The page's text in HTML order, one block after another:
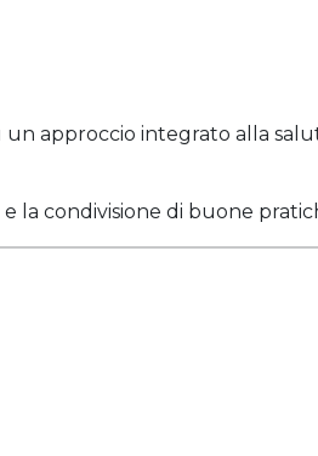
approccio integrato alla
la condivisione di buone